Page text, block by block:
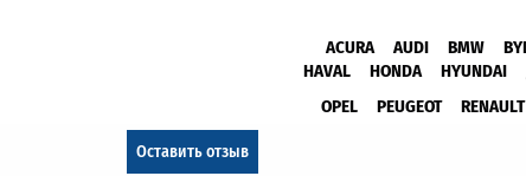
ACURA AUDI BMW
HAVAL
HONDA HYUNDAI
OPEL
PEUGEOT RENAULT
Оставить отзыв